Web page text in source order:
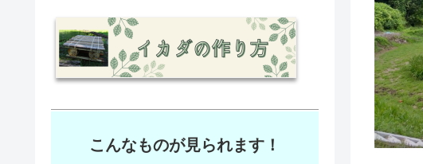
こんなものが見られます！